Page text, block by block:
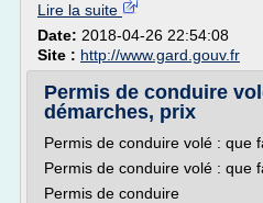
Lire la suite
Date: 2018-04-26 22:54:08
Site : http://www.gard.gouv.fr
Permis de conduire
démarches, prix
Permis de conduire volé : que
Permis de conduire volé : que
Permis de conduire